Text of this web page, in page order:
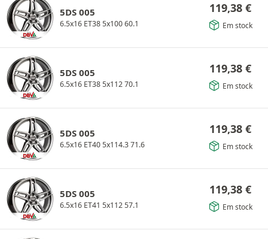
5DS 005
6.5x16 ET38 5x100 60.1
119,38 €
Em stock
5DS 005
6.5x16 ET38 5x112 70.1
119,38 €
Em stock
5DS 005
6.5x16 ET40 5x114.3 71.6
119,38 €
Em stock
5DS 005
6.5x16 ET41 5x112 57.1
119,38 €
Em stock